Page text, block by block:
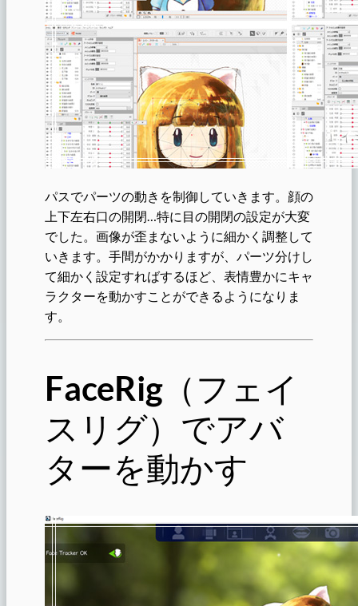
パスでパーツの動きを制御していきます。顔の
上下左右口の開閉…特に目の開閉の設定が大変
でした。画像が歪まないように細かく調整して
いきます。手間がかかりますが、パーツ分けし
て細かく設定すればするほど、表情豊かにキャ
ラクターを動かすことができるようになりま
す。
FaceRig（フェイ
スリグ）でアバ
ターを動かす